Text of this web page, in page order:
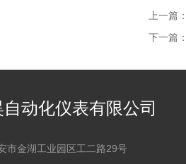
上一篇：
下一篇：
动化仪表有限公司
市金湖工业园区工二路29号